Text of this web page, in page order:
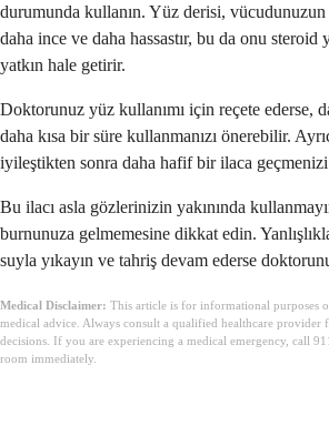
durumunda kullanın. Yüz derisi,
daha ince ve daha hassastır, bu da onu steroid
yatkın hale getirir.
Doktorunuz yüz kullanımı için reçete ederse,
daha kısa bir süre kullanmanızı önerebilir.
iyileştikten sonra daha hafif bir ilaca
Bu ilacı asla gözlerinizin yakınında
burnunuza gelmemesine dikkat edin.
suyla yıkayın ve tahriş devam ederse
Medical Disclaimer: This article is for informational purposes
medical advice. Always consult a qualified healthcare provider
decisions. If you are experiencing a medical emergency, call
room immediately.